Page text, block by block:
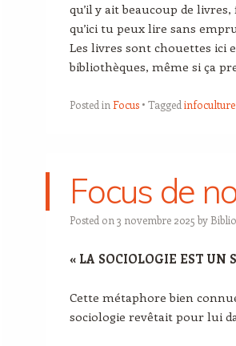
qu’il y ait beaucoup de
qu’ici tu peux lire sans
Les livres sont chouettes ici
bibliothèques, même si ça
Posted in Focus Tagged infoculture
Focus de
Posted on 3 novembre 2025 by
« LA SOCIOLOGIE EST UN
Cette métaphore bien
sociologie revêtait pour lui